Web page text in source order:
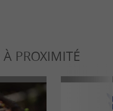
À PROXIMITÉ